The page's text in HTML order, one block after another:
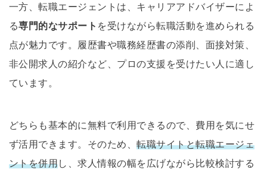
一方、転職エージェントは、キャリアアドバイザーによ
る専門的なサポート を受けながら転職活動を進められる
点が魅力です。履歴書や職務経歴書の添削、面接対策、
非公開求人の紹介など、プロの支援を受けたい人に適し
ています。
どちらも基本的に無料で利用できるので、費用を気にせ
ず活用できます。そのため、転職サイトと転職エージェ
ントを併用し、求人情報の幅を広げながら比較検討する